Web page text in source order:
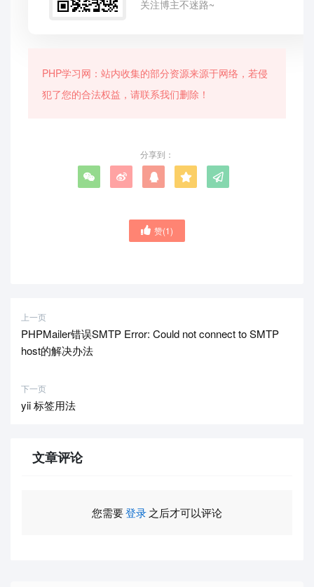
关注博主不迷路~
PHP学习网：站内收集的部分资源来源于网络，若侵
犯了您的合法权益，请联系我们删除！
分享到：
赞(1)
上一页
PHPMailer错误SMTP Error: Could not connect to SMTP
host的解决办法
下一页
yii 标签用法
文章评论
您需要登录之后才可以评论